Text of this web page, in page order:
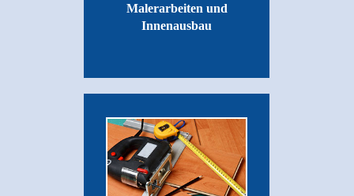
Malerarbeiten und
Innenausbau